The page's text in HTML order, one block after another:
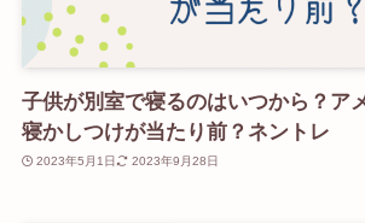
子供が別室で寝るのはいつから？ア
寝かしつけが当たり前？ネントレ
2023年5月1日 2023年9月28日